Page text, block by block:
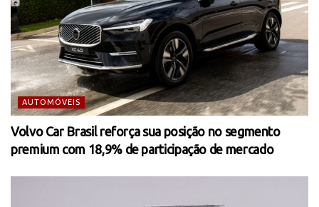
AUTOMÓVEIS
Volvo Car Brasil reforça sua posição no segmento
premium com 18,9% de participação de mercado